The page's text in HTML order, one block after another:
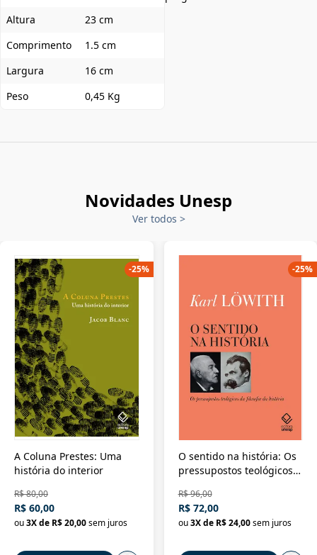
Altura
23 cm
Comprimento
1.5 cm
Largura
16 cm
Peso
0,45 Kg
Novidades Unesp
Ver todos >
A Coluna Prestes: Uma
história do interior
R$ 80,00
R$ 60,00
ou3X de R$ 20,00sem juros
-25%
O sentido na história: Os
pressupostos teológicos
R$ 96,00
R$ 72,00
ou 3X de R$ 24,00 sem juros
-25%